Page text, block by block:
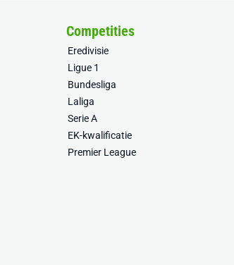
Competities
Eredivisie
Ligue 1
Bundesliga
Laliga
Serie A
EK-kwalificatie
Premier League